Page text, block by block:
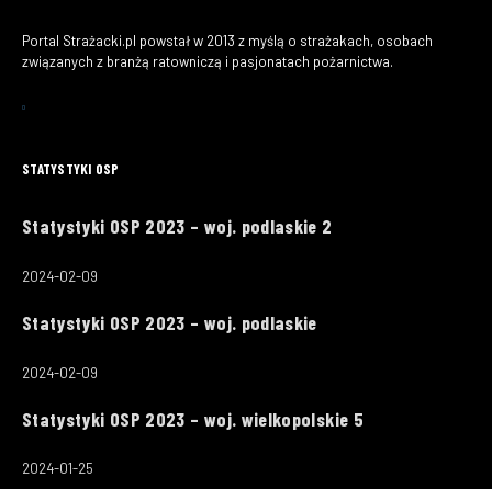
Portal Strażacki.pl powstał w 2013 z myślą o strażakach, osobach
związanych z branżą ratowniczą i pasjonatach pożarnictwa.
STATYSTYKI OSP
Statystyki OSP 2023 – woj. podlaskie 2
2024-02-09
Statystyki OSP 2023 – woj. podlaskie
2024-02-09
Statystyki OSP 2023 – woj. wielkopolskie 5
2024-01-25